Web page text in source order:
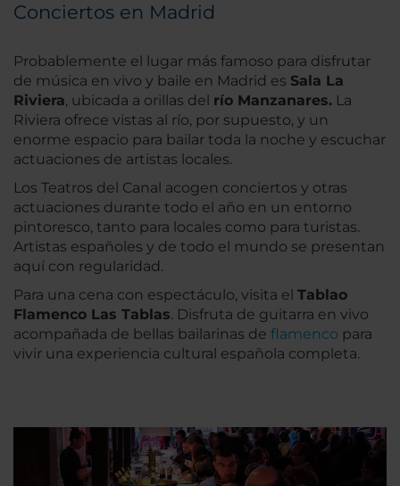
Conciertos en Madrid
Probablemente el lugar más famoso para disfrutar
de música en vivo y baile en Madrid es Sala La
Riviera, ubicada a orillas del río Manzanares. La
Riviera ofrece vistas al río, por supuesto, y un
enorme espacio para bailar toda la noche y escuchar
actuaciones de artistas locales.
Los Teatros del Canal acogen conciertos y otras
actuaciones durante todo el año en un entorno
pintoresco, tanto para locales como para turistas.
Artistas españoles y de todo el mundo se presentan
aquí con regularidad.
Para una cena con espectáculo, visita el Tablao
Flamenco Las Tablas. Disfruta de guitarra en vivo
acompañada de bellas bailarinas de flamenco para
vivir una experiencia cultural española completa.